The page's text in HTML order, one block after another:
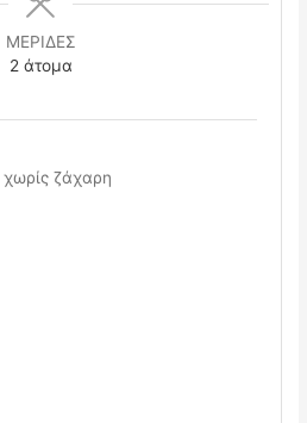
ΜΕΡΙΔΕΣ
2 άτομα
χωρίς ζάχαρη